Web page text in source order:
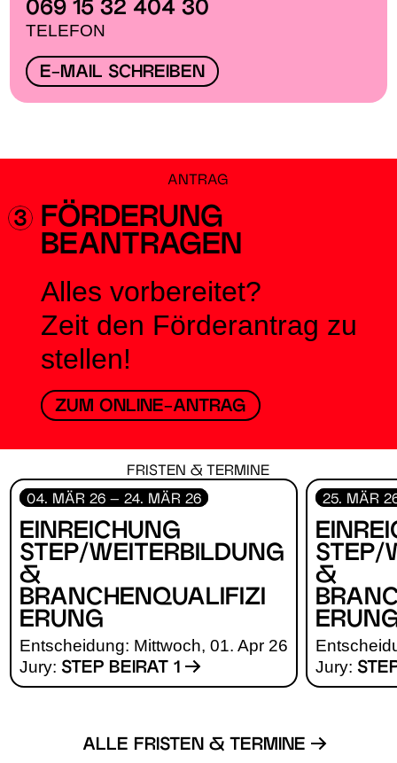
069 15 32 404 30
TELEFON
E-MAIL SCHREIBEN
ANTRAG
FÖRDERUNG
BEANTRAGEN
Alles vorbereitet?
Zeit den Förderantrag zu
stellen!
ZUM ONLINE-ANTRAG
FRISTEN & TERMINE
04. MÄR 26 – 24. MÄR 26
EINREICHUNG
STEP/WEITERBILDUNG
&
BRANCHENQUALIFIZI
E­RUNG
Entscheidung: Mittwoch, 01. Apr 26
Jury: STEP BEIRAT 1
25. MÄR
STEP/
&
Jury:
ALLE FRISTEN & TERMINE